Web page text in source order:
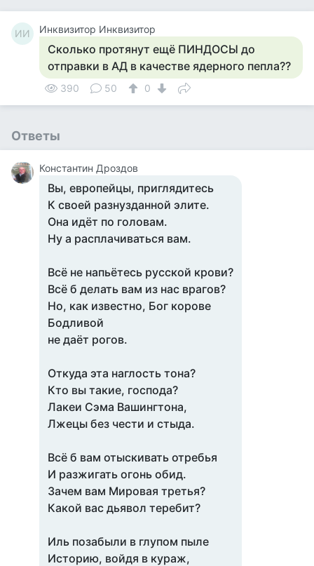
ИИ Инквизитор Инквизитор
Сколько протянут ещё ПИНДОСЫ до
отправки в АД в качестве ядерного пепла??
390 50 0
Ответы
Константин Дроздов
Вы, европейцы, приглядитесь
К своей разнузданной элите.
Она идёт по головам.
Ну а расплачиваться вам.
Всё не напьётесь русской крови?
Всё б делать вам из нас врагов?
Но, как известно, Бог корове
Бодливой
не даёт рогов.
Откуда эта наглость тона?
Кто вы такие, господа?
Лакеи Сэма Вашингтона,
Лжецы без чести и стыда.
Всё б вам отыскивать отребья
И разжигать огонь обид.
Зачем вам Мировая третья?
Какой вас дьявол теребит?
Иль позабыли в глупом пыле
Историю, войдя в кураж,